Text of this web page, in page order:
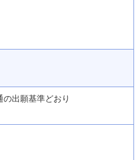
の出願基準どおり